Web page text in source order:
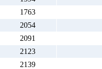
1763
2054
2091
2123
2139